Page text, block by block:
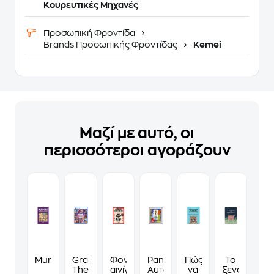
Κουρευτικές Μηχανές
Προσωπική Φροντίδα
Brands Προσωπικής Φροντίδας
Kemei
Μαζί με αυτό, οι
περισσότεροι αγοράζουν
MurdokuGrand
Theft
Φονικά
αινίγματα
Panini
Αυτοκόλλητα
Πώς
να
Το
ξενοδοχείο